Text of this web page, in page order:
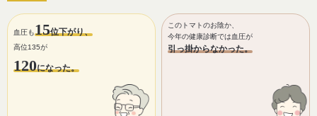
血圧も15位下がり、
高位135が
120になった。
このトマトのお陰か、
今年の健康診断では血圧が
引っ掛からなかった。